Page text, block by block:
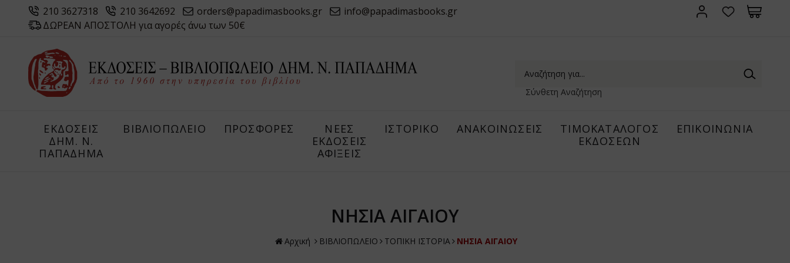
210 3627318 210 3642692 orders@papadimasbooks.gr
info@papadimasbooks.gr
ΔΩΡΕΑΝ ΑΠΟΣΤΟΛΗ για αγορές άνω των 50€
Σύνθετη Αναζήτηση
ΕΚΔΟΣΕΙΣ
ΔHM. Ν.
ΠΑΠΑΔΗΜΑ
ΒΙΒΛΙΟΠΩΛΕΙΟ ΠΡΟΣΦΟΡΕΣ
ΝΕΕΣ
ΕΚΔΟΣΕΙΣ
ΑΦΙΞΕΙΣ
ΙΣΤΟΡΙΚΟ ΑΝΑΚΟΙΝΩΣΕΙΣ
ΤΙΜΟΚΑΤΑΛΟΓΟΣ
ΕΚΔΟΣΕΩΝ
ΕΠΙΚΟΙΝΩΝΙΑ
ΝΗΣΙΑ ΑΙΓΑΙΟΥ
Αρχική ΒΙΒΛΙΟΠΩΛΕΙΟ ΤΟΠΙΚΗ ΙΣΤΟΡΙΑ ΝΗΣΙΑ ΑΙΓΑΙΟΥ